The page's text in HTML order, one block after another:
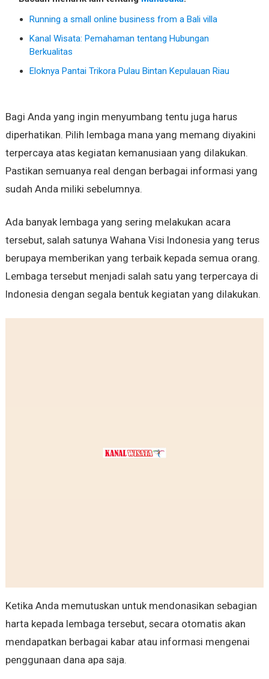
Running a small online business from a Bali villa
Kanal Wisata: Pemahaman tentang Hubungan
Berkualitas
Eloknya Pantai Trikora Pulau Bintan Kepulauan Riau
Bagi Anda yang ingin menyumbang tentu juga harus
diperhatikan. Pilih lembaga mana yang memang diyakini
terpercaya atas kegiatan kemanusiaan yang dilakukan.
Pastikan semuanya real dengan berbagai informasi yang
sudah Anda miliki sebelumnya.
Ada banyak lembaga yang sering melakukan acara
tersebut, salah satunya Wahana Visi Indonesia yang terus
berupaya memberikan yang terbaik kepada semua orang.
Lembaga tersebut menjadi salah satu yang terpercaya di
Indonesia dengan segala bentuk kegiatan yang dilakukan.
Ketika Anda memutuskan untuk mendonasikan sebagian
harta kepada lembaga tersebut, secara otomatis akan
mendapatkan berbagai kabar atau informasi mengenai
penggunaan dana apa saja.